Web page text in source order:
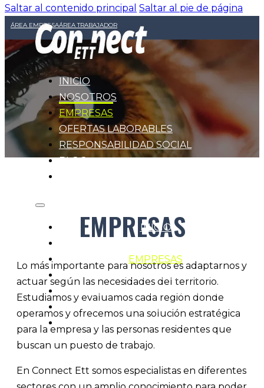
Saltar al contenido principal Saltar al pie de página
ÁREA EMPRESAÁREA TRABAJADOR
INICIO
NOSOTROS
EMPRESAS
OFERTAS LABORABLES
RESPONSABILIDAD SOCIAL
BLOG
INICIO
EMPRESAS
OFERTAS LABORABLES
RESPONSABILIDAD SOCIAL
BLOG
CONTACTO
EMPRESAS
Lo más importante para nosotros es adaptarnos y
actuar según las necesidades del territorio.
Estudiamos y evaluamos cada región donde
operamos y ofrecemos una solución estratégica
para la empresa y las personas residentes que
buscan un puesto de trabajo.
En Connect Ett somos especialistas en diferentes